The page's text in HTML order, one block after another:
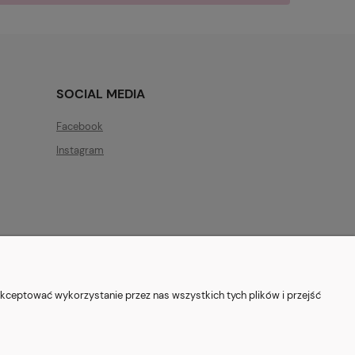
SOCIAL MEDIA
Facebook
Instagram
wykorzystanie przez nas wszystkich tych plików i przejść